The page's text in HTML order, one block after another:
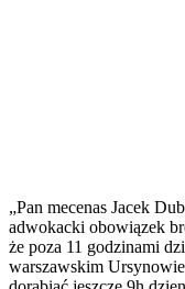
„Pan mecenas Jacek
adwokacki obowiązek
że poza 11 godzinami
warszawskim